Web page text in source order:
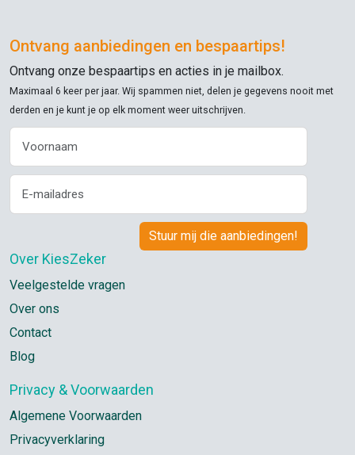
Ontvang aanbiedingen en bespaartips!
Ontvang onze bespaartips en acties in je mailbox.
Maximaal 6 keer per jaar. Wij spammen niet, delen je gegevens nooit met
derden en je kunt je op elk moment weer uitschrijven.
Over KiesZeker
Veelgestelde vragen
Over ons
Contact
Blog
Privacy & Voorwaarden
Algemene Voorwaarden
Privacyverklaring